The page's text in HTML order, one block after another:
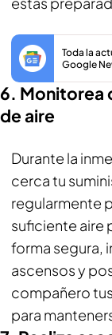
Toda la
Google
6. Monitorea
de aire
Durante la
cerca tu
regularmente
suficiente aire
forma segura,
ascensos y
compañero
para